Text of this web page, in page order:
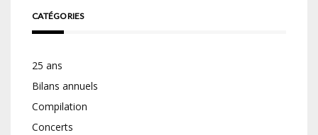
CATÉGORIES
25 ans
Bilans annuels
Compilation
Concerts